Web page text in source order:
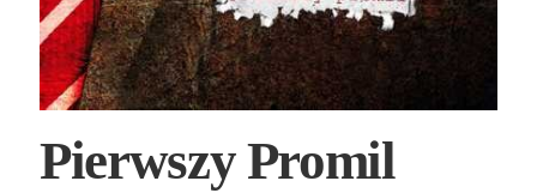
Pierwszy Promil